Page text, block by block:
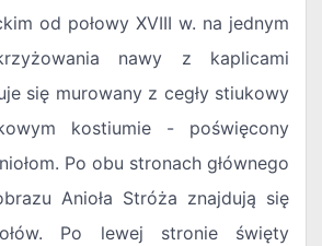
od połowy XVIII w. na jednym
nawy z kaplicami
się murowany z cegły stiukowy
kostiumie - poświęcony
Po obu stronach głównego
Anioła Stróża znajdują się
Po lewej stronie święty